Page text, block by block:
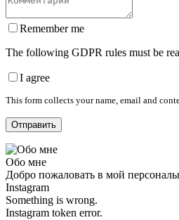
Remember me
The following GDPR rules must be
I agree
This form collects your name, email and
Обо мне
Добро пожаловать в мой
Instagram
Something is wrong.
Instagram token error.